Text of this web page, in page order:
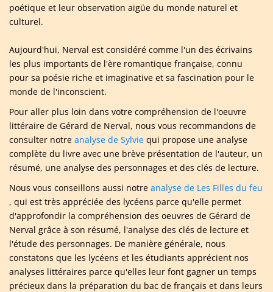
poétique et leur observation aigüe du monde naturel et
culturel.
Aujourd'hui, Nerval est considéré comme l'un des écrivains
les plus importants de l'ère romantique française, connu
pour sa poésie riche et imaginative et sa fascination pour le
monde de l'inconscient.
Pour aller plus loin dans votre compréhension de l'oeuvre
littéraire de Gérard de Nerval, nous vous recommandons de
consulter notre analyse de Sylvie qui propose une analyse
complète du livre avec une brève présentation de l'auteur, un
résumé, une analyse des personnages et des clés de lecture.
Nous vous conseillons aussi notre analyse de Les Filles du feu
, qui est très appréciée des lycéens parce qu'elle permet
d'approfondir la compréhension des oeuvres de Gérard de
Nerval grâce à son résumé, l'analyse des clés de lecture et
l'étude des personnages. De manière générale, nous
constatons que les lycéens et les étudiants apprécient nos
analyses littéraires parce qu'elles leur font gagner un temps
précieux dans la préparation du bac de français et dans leurs